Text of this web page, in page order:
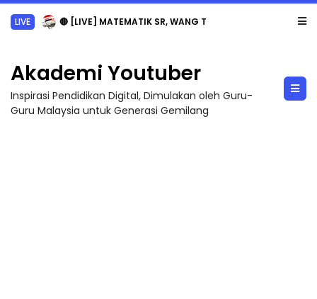
LIVE 🔴 [LIVE] MATEMATIK SR, WANG TAHUN 6 OLEH CIKGU ANITA #ALLINONE #141 #...
Akademi Youtuber
Inspirasi Pendidikan Digital, Dimulakan oleh Guru-
Guru Malaysia untuk Generasi Gemilang